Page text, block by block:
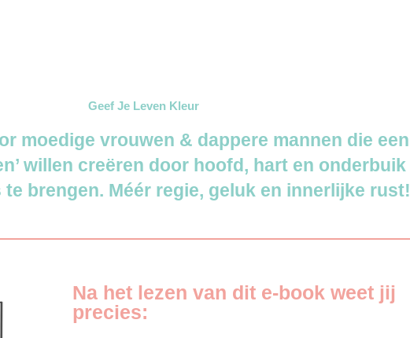
Geef Je Leven Kleur
moedige vrouwen & dappere mannen die een
willen creëren door hoofd, hart en onderbuik
te brengen. Méér regie, geluk en innerlijke rust!
Na het lezen van dit e-book weet jij
precies: